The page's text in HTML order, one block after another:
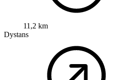
11,2 km
Dystans